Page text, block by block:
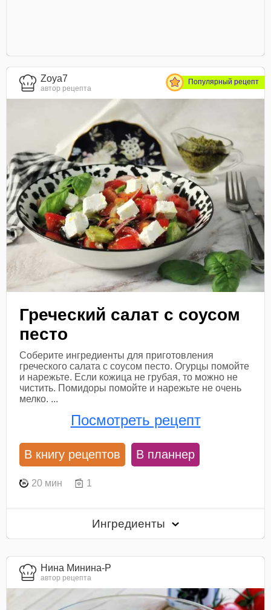
Zoya7
автор рецепта
Популярный рецепт
Греческий салат с соусом
песто
Соберите ингредиенты для приготовления
греческого салата с соусом песто. Огурцы помойте
и нарежьте. Если кожица не грубая, то можно не
чистить. Помидоры помойте и нарежьте не очень
мелко. ...
Посмотреть рецепт
В книгу рецептов В планнер
20 мин 1
Ингредиенты
Нина Минина-Р
автор рецепта